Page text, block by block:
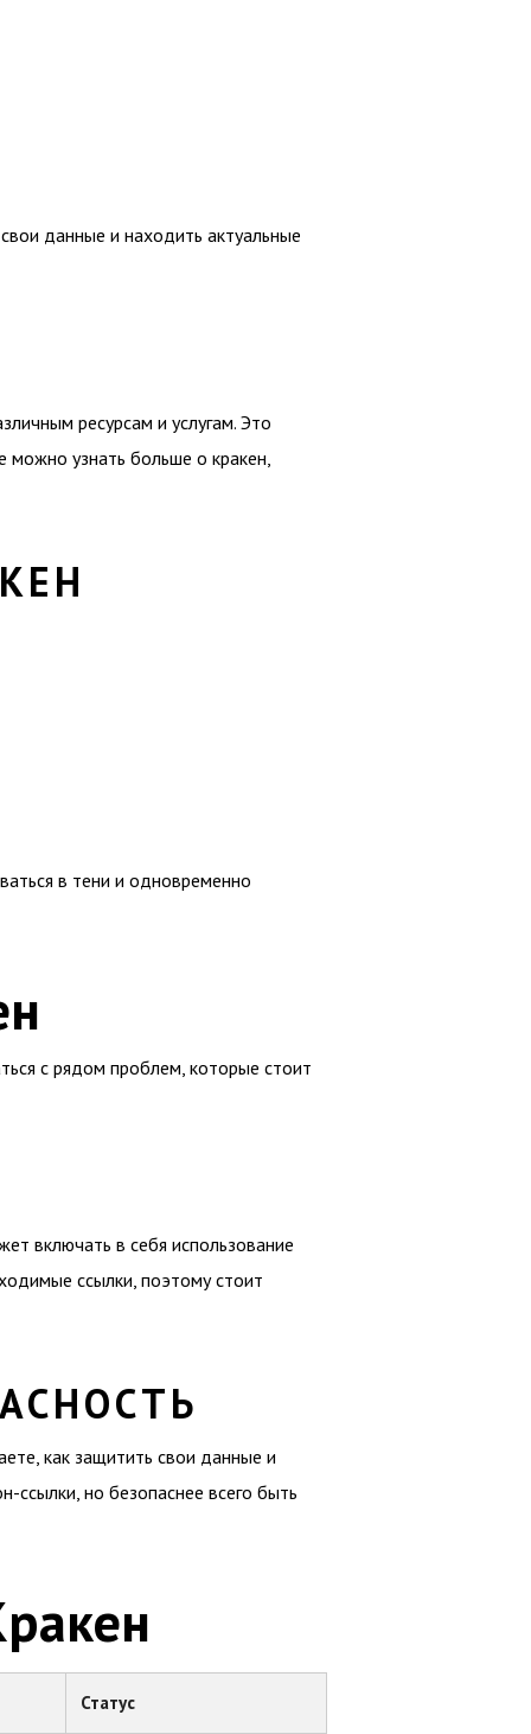
данные и находить актуальные
ресурсам и услугам. Это
можно узнать больше о кракен,
в тени и одновременно
с рядом проблем, которые стоит
включать в себя использование
ссылки, поэтому стоит
как защитить свои данные и
но безопаснее всего быть
Статус